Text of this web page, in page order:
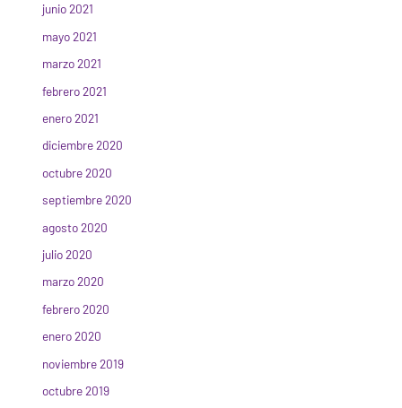
junio 2021
mayo 2021
marzo 2021
febrero 2021
enero 2021
diciembre 2020
octubre 2020
septiembre 2020
agosto 2020
julio 2020
marzo 2020
febrero 2020
enero 2020
noviembre 2019
octubre 2019